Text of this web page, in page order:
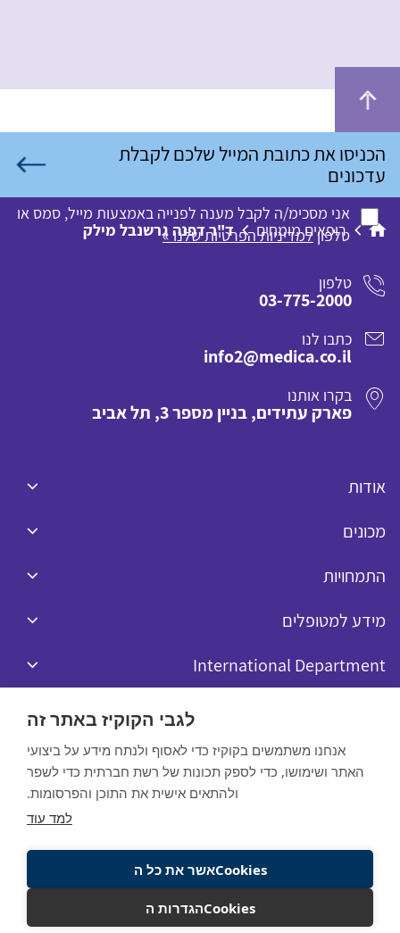
לגבי הקוקיז באתר זה
אנחנו משתמשים בקוקיז כדי לאסוף ולנתח מידע על ביצועי
האתר ושימושו, כדי לספק תכונות של רשת חברתית כדי לשפר
ולהתאים אישית את התוכן והפרסומות.
למד עוד
Cookiesאשר את כל ה
Cookiesהגדרות ה
חייגו עכשיו להשארת פרטים
אני מסכימ/ה לקבל מענה לפנייה באמצעות מייל, סמס או
טלפוןלמדיניות הפרטיות שלנו »
רופאים מומחים ד"ר דפנה גרשנבל מילק
טלפון
03-775-2000
כתבו לנו
info2@medica.co.il
בקרו אותנו
פארק עתידים, בניין מספר 3, תל אביב
אודות
מכונים
התמחויות
מידע למטופלים
International Department
כל הזכויות שמורות לרפאל © 2020
תנאי שימוש באתר